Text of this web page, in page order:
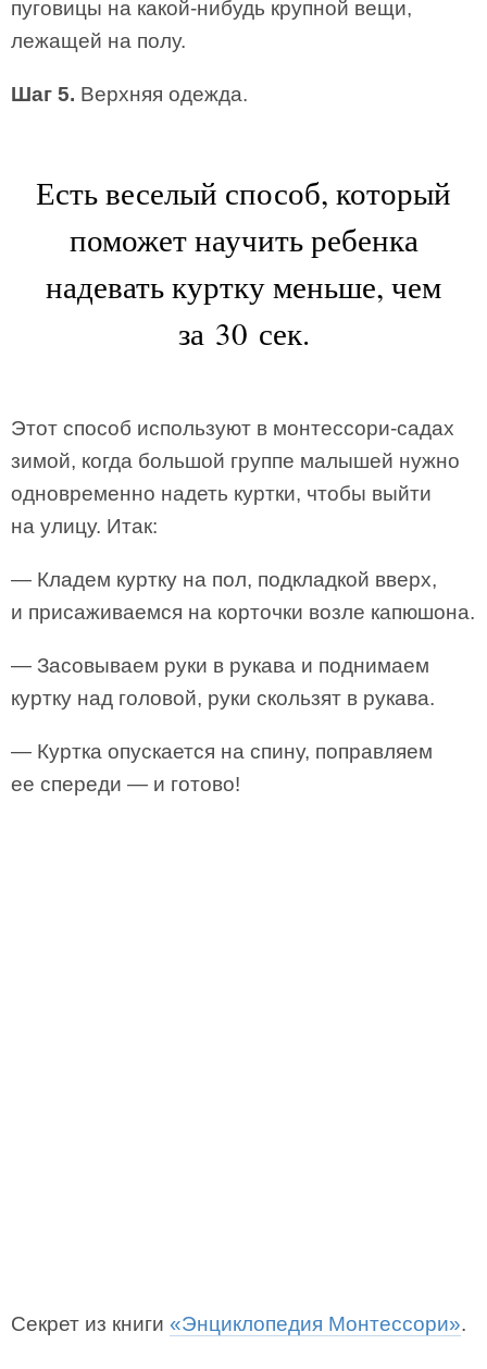
пуговицы на какой-нибудь крупной вещи,
лежащей на полу.
Шаг 5. Верхняя одежда.
Есть веселый способ, который
поможет научить ребенка
надевать куртку меньше, чем
за 30 сек.
Этот способ используют в монтессори-садах
зимой, когда большой группе малышей нужно
одновременно надеть куртки, чтобы выйти
на улицу. Итак:
— Кладем куртку на пол, подкладкой вверх,
и присаживаемся на корточки возле капюшона.
— Засовываем руки в рукава и поднимаем
куртку над головой, руки скользят в рукава.
— Куртка опускается на спину, поправляем
ее спереди — и готово!
Секрет из книги «Энциклопедия Монтессори».